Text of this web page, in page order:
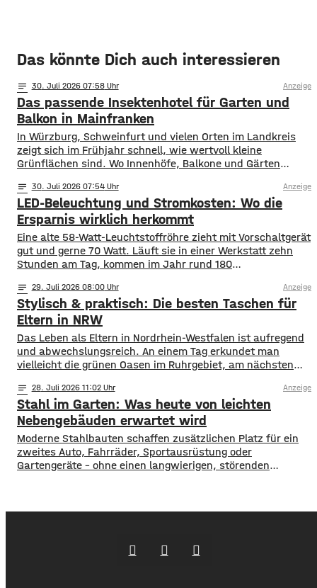
Das könnte Dich auch interessieren
notes 30. Juli 2026 07:58 Anzeige
Das passende Insektenhotel für Garten und
Balkon in Mainfranken
In Würzburg, Schweinfurt und vielen Orten im Landkreis
zeigt sich im Frühjahr schnell, wie wertvoll kleine
Grünflächen sind. Wo Innenhöfe, Balkone und Gärten
viele Insektenarten unter Druck: Versiegelte Flächen, sehr
aufgeräumte Beete und weniger heimische Blühpflanzen
nehmen ihnen Nistplätze und Rückzugsräume. Ein
Insektenhotel in Mainfranken ist keine Wunderlösung, kann
notes 30. Juli 2026 07:54 Anzeige
LED-Beleuchtung und Stromkosten: Wo die
Ersparnis wirklich herkommt
Eine alte 58-Watt-Leuchtstoffröhre zieht mit Vorschaltgerät
gut und gerne 70 Watt. Läuft sie in einer Werkstatt zehn
Stunden am Tag, kommen im Jahr rund 180
Leuchten sind das über 7.000 Kilowattstunden – nur fürs
Licht. Die Rechnung ist einfacher als ihr Ruf Man braucht
dafür keine Software. Leistung in
notes 29. Juli 2026 08:00 Anzeige
Stylisch & praktisch: Die besten Taschen für
Eltern in NRW
Das Leben als Eltern in Nordrhein-Westfalen ist aufregend
und abwechslungsreich. An einem Tag erkundet man
vielleicht die grünen Oasen im Ruhrgebiet, am nächsten
Düsseldorf. Spontaneität ist gefragt, aber gute
Vorbereitung ist alles. Wer mit Kindern unterwegs ist,
weiß, dass man für alle Eventualitäten gewappnet sein
muss –
notes 28. Juli 2026 11:02 Anzeige
Stahl im Garten: Was heute von leichten
Nebengebäuden erwartet wird
Moderne Stahlbauten schaffen zusätzlichen Platz für ein
zweites Auto, Fahrräder, Sportausrüstung oder
Gartengeräte – ohne einen langwierigen, störenden